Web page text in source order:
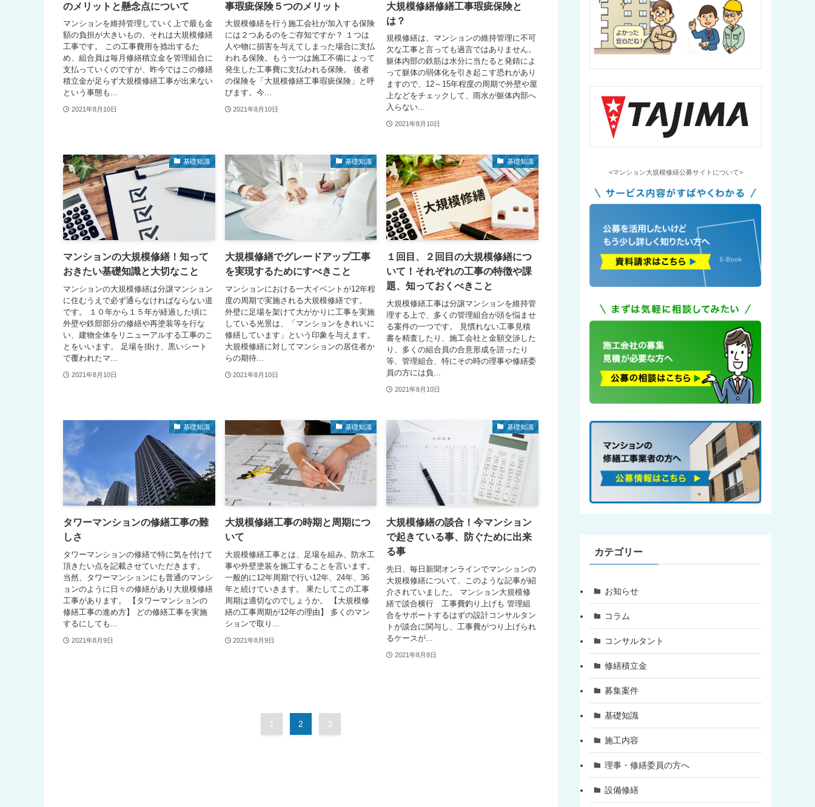
のメリットと懸念点について
マンションを維持管理していく上で最も金
額の負担が大きいもの、それは大規模修繕
工事です。 この工事費用を捻出するた
め、組合員は毎月修繕積立金を管理組合に
支払っていくのですが、昨今ではこの修繕
積立金が足らず大規模修繕工事が出来ない
という事態も...
2021年8月10日
事瑕疵保険５つのメリット
大規模修繕を行う施工会社が加入する保険
には２つあるのをご存知ですか？ １つは
人や物に損害を与えてしまった場合に支払
われる保険。もう一つは施工不備によって
発生した工事費に支払われる保険。 後者
の保険を「大規模修繕工事瑕疵保険」と呼
びます。今...
2021年8月10日
大規模修繕修繕工事瑕疵保険と
は？
規模修繕は、マンションの維持管理に不可
欠な工事と言っても過言ではありません。
躯体内部の鉄筋は水分に当たると発錆によ
って躯体の弱体化を引き起こす恐れがあり
ますので、12～15年程度の周期で外壁や屋
上などをチェックして、雨水が躯体内部へ
入らない...
2021年8月10日
基礎知識
マンションの大規模修繕！知って
おきたい基礎知識と大切なこと
マンションの大規模修繕は分譲マンション
に住むうえで必ず通らなければならない道
です。 １０年から１５年が経過した頃に
外壁や鉄部部分の修繕や再塗装等を行な
い、建物全体をリニューアルする工事のこ
とをいいます。 足場を掛け、黒いシート
で覆われたマ...
2021年8月10日
基礎知識
大規模修繕でグレードアップ工事
を実現するためにすべきこと
マンションにおける一大イベントが12年程
度の周期で実施される大規模修繕です。
外壁に足場を架けて大がかりに工事を実施
している光景は、「マンションをきれいに
修繕しています」という印象を与えます。
大規模修繕に対してマンションの居住者か
らの期待...
2021年8月10日
基礎知識
１回目、２回目の大規模修繕につ
いて！それぞれの工事の特徴や課
題、知っておくべきこと
大規模修繕工事は分譲マンションを維持管
理する上で、多くの管理組合が頭を悩ませ
る案件の一つです。 見慣れない工事見積
書を精査したり、施工会社と金額交渉した
り、多くの組合員の合意形成を諮ったり
等、管理組合、特にその時の理事や修繕委
員の方には負...
2021年8月10日
基礎知識
タワーマンションの修繕工事の難
しさ
タワーマンションの修繕で特に気を付けて
頂きたい点を記載させていただきます。
当然、タワーマンションにも普通のマンシ
ョンのように日々の修繕があり大規模修繕
工事があります。 【タワーマンションの
修繕工事の進め方】 どの修繕工事を実施
するにしても...
2021年8月9日
基礎知識
大規模修繕工事の時期と周期につ
いて
大規模修繕工事とは、足場を組み、防水工
事や外壁塗装を施工することを言います。
一般的に12年周期で行い12年、24年、36
年と続けていきます。 果たしてこの工事
周期は適切なのでしょうか。 【大規模修
繕の工事周期が12年の理由】 多くのマン
ションで取り...
2021年8月9日
基礎知識
大規模修繕の談合！今マンション
で起きている事、防ぐために出来
る事
先日、毎日新聞オンラインでマンションの
大規模修繕について、このような記事が紹
介されていました。 マンション大規模修
繕で談合横行 工事費釣り上げも 管理組
合をサポートするはずの設計コンサルタン
トが談合に関与し、工事費がつり上げられ
るケースが...
2021年8月8日
1 2 3
<マンション大規模修繕公募サイトについて>
カテゴリー
お知らせ
コラム
コンサルタント
修繕積立金
募集案件
基礎知識
施工内容
理事・修繕委員の方へ
設備修繕